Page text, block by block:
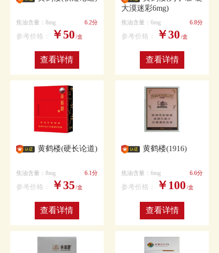
焦油含量：8mg 6.2分
参考价格： ￥50 /盒
查看详情
大漠迷彩6mg)
焦油含量：6mg 6.8分
参考价格： ￥30 /盒
查看详情
黄鹤楼(硬长论道)
焦油含量：8mg 6.1分
参考价格： ￥35 /盒
查看详情
黄鹤楼(1916)
焦油含量：6mg 6.6分
参考价格： ￥100 /盒
查看详情